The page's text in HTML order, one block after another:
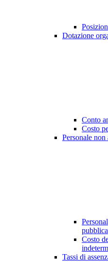
Dotazione
Conto
Costo
Personale
Costo
Tassi di